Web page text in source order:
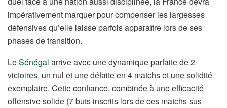
impérativement marquer pour compenser les largesses
défensives qu’elle laisse parfois apparaître lors de ses
phases de transition.
LeSénégal arrive avec une dynamique parfaite de 2
victoires, un nul et une défaite en 4 matchs et une solidité
exemplaire. Cette confiance, combinée à une efficacité
offensive solide (7 buts inscrits lors de ces matchs sus